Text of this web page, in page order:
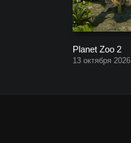
Planet Zoo 2
13 октября 2026